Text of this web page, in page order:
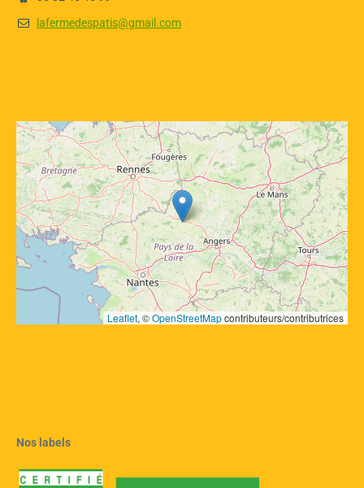
Leaflet, © OpenStreetMap contributeurs/contributrices
Nos labels